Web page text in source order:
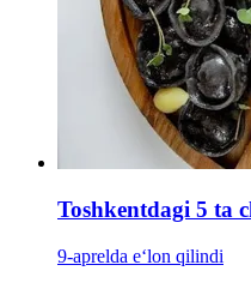
Toshkentdagi 5 ta
9-aprelda e‘lon qilindi